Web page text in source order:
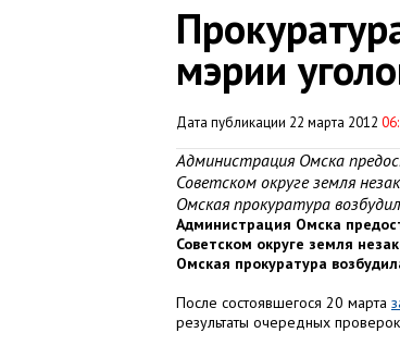
мэрии
Дата публикации 22 марта 2012
Администрация Омска
Советском округе земля
Омская прокуратура
Администрация Омска
Советском округе земля
Омская прокуратура
После состоявшегося 20 марта
результаты очередных